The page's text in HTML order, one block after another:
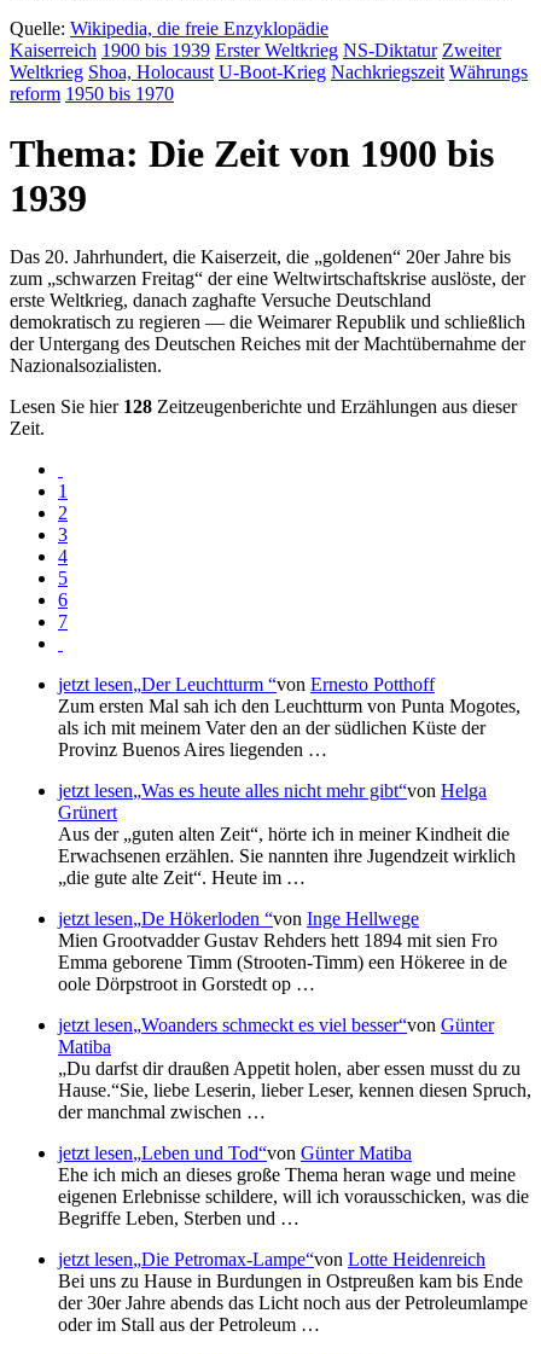
Quelle: Wikipedia, die freie Enzyklopädie
Kaiserreich 1900 bis 1939 Erster Weltkrieg NS-Diktatur Zweiter
Weltkrieg Shoa, Holocaust U-Boot-Krieg Nachkriegszeit Währungs
reform 1950 bis 1970
Thema: Die Zeit von 1900 bis
1939
Das 20. Jahrhundert, die Kaiserzeit, die goldenen
20er Jahre bis
zum
schwarzen Freitag
der eine Weltwirtschaftskrise auslöste, der
erste Weltkrieg, danach zaghafte Versuche Deutschland
demokratisch zu regieren — die Weimarer Republik und schließlich
der Untergang des Deutschen Reiches mit der Machtübernahme der
Nazionalsozialisten.
Lesen Sie hier 128 Zeitzeugenberichte und Erzählungen aus dieser
Zeit.
1
2
3
4
5
6
7
jetzt lesen Der Leuchtturm von Ernesto Potthoff
Zum ersten Mal sah ich den Leuchtturm von Punta Mogotes,
als ich mit meinem Vater den an der südlichen Küste der
Provinz Buenos Aires liegenden …
jetzt lesen Was es heute alles nicht mehr gibt von Helga
Grünert
Aus der
guten alten Zeit , hörte ich in meiner Kindheit die
Erwachsenen erzählen. Sie nannten ihre Jugendzeit wirklich
die gute alte Zeit . Heute im …
jetzt lesen De Hökerloden von Inge Hellwege
Mien Grootvadder Gustav Rehders hett 1894 mit sien Fro
Emma geborene Timm (Strooten-Timm) een Hökeree in de
oole Dörpstroot in Gorstedt op …
jetzt lesen Woanders schmeckt es viel besser von Günter
Matiba
Du darfst dir draußen Appetit holen, aber essen musst du zu
Hause. Sie, liebe Leserin, lieber Leser, kennen diesen Spruch,
der manchmal zwischen …
jetzt lesen Leben und Tod von Günter Matiba
Ehe ich mich an dieses große Thema heran wage und meine
eigenen Erlebnisse schildere, will ich vorausschicken, was die
Begriffe Leben, Sterben und …
jetzt lesen Die Petromax-Lampe von Lotte Heidenreich
Bei uns zu Hause in Burdungen in Ostpreußen kam bis Ende
der 30er Jahre abends das Licht noch aus der Petroleumlampe
oder im Stall aus der Petroleum …